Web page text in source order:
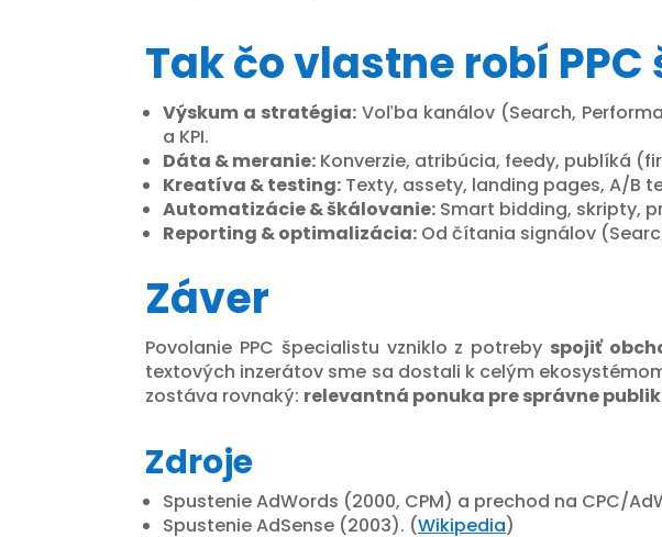
Tak čo vlastne robí
Výskum a stratégia: Voľba kanálov (Search,
a KPI.
Dáta & meranie: Konverzie, atribúcia, feedy, publíká
Kreatíva & testing: Texty, assety, landing pages, A/B
Automatizácie & škálovanie: Smart bidding, skripty,
Reporting & optimalizácia: Od čítania signálov
Záver
Povolanie PPC špecialistu vzniklo z potreby spojiť
textových inzerátov sme sa dostali k celým
zostáva rovnaký: relevantná ponuka pre správne
Zdroje
Spustenie AdWords (2000, CPM) a prechod na CPC/
Spustenie AdSense (2003). (Wikipedia)